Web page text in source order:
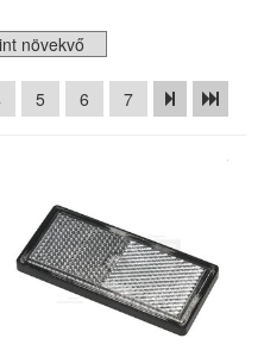
5 6 7